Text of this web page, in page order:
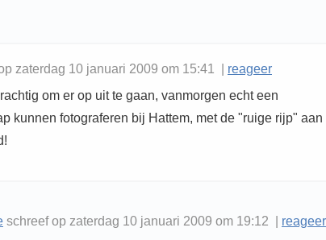
zaterdag 10 januari 2009 om 15:41 | reageer
om er op uit te gaan, vanmorgen echt een
kunnen fotograferen bij Hattem, met de "ruige rijp" aan
schreef op zaterdag 10 januari 2009 om 19:12 | reageer